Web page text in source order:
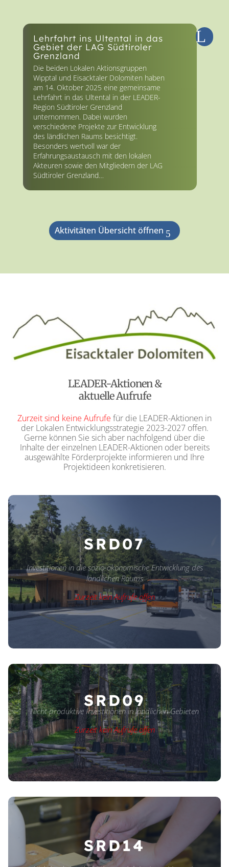
Lehrfahrt ins Ultental in das
Gebiet der LAG Südtiroler
Grenzland
Die beiden Lokalen Aktionsgruppen
Wipptal und Eisacktaler Dolomiten haben
am 14. Oktober 2025 eine gemeinsame
Lehrfahrt in das Ultental in der LEADER-
Region Südtiroler Grenzland
unternommen. Dabei wurden
verschiedene Projekte zur Entwicklung
des ländlichen Raums besichtigt.
Besonders wertvoll war der
Erfahrungsaustausch mit den lokalen
Akteuren sowie den Mitgliedern der LAG
Südtiroler Grenzland…
Aktivitäten Übersicht öffnen
LEADER-Aktionen &
aktuelle Aufrufe
Zurzeit sind keine Aufrufe für die LEADER-Aktionen in
der Lokalen Entwicklungsstrategie 2023-2027 offen.
Gerne können Sie sich aber nachfolgend über die
Inhalte der einzelnen LEADER-Aktionen oder bereits
ausgewählte Förderprojekte informieren und Ihre
Projektideen konkretisieren.
SRD07
Investitionen in die sozio-ökonomische Entwicklung des
ländlichen Raums
Zurzeit kein Aufrufe offen
SRD09
Nicht produktive Investitionen in ländlichen Gebieten
Zurzeit kein Aufrufe offen
SRD14